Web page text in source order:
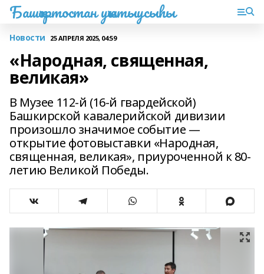
Башҡортостан уҡытыусыһы
Новости 25 АПРЕЛЯ 2025, 04:59
«Народная, священная,
великая»
В Музее 112-й (16-й гвардейской)
Башкирской кавалерийской дивизии
произошло значимое событие —
открытие фотовыставки «Народная,
священная, великая», приуроченной к 80-
летию Великой Победы.